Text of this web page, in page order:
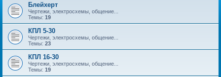
Блейхерт
Чертежи, электросхемы, общение...
Темы: 19
КПЛ 5-30
Чертежи, электросхемы, общение...
Темы: 23
КПЛ 16-30
Чертежи, электросхемы, общение...
Темы: 19